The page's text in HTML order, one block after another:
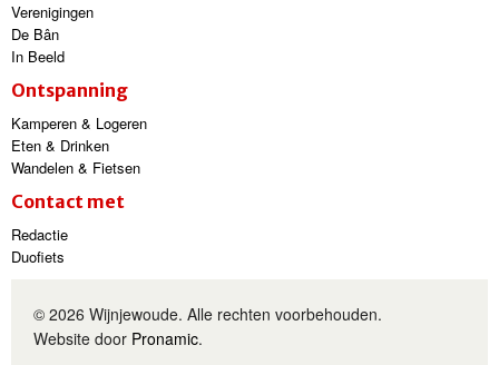
Verenigingen
De Bân
In Beeld
Ontspanning
Kamperen & Logeren
Eten & Drinken
Wandelen & Fietsen
Contact met
Redactie
Duofiets
© 2026 Wijnjewoude. Alle rechten voorbehouden.
Website door Pronamic.